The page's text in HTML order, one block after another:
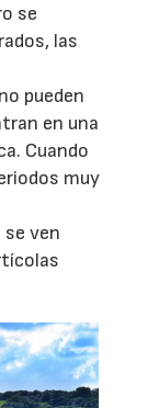
se
las
pueden
en una
Cuando
muy
ven